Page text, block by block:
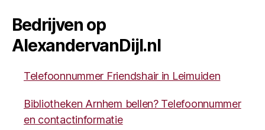
Bedrijven op
AlexandervanDijl.nl
Telefoonnummer Friendshair in Leimuiden
Bibliotheken Arnhem bellen? Telefoonnummer
en contactinformatie